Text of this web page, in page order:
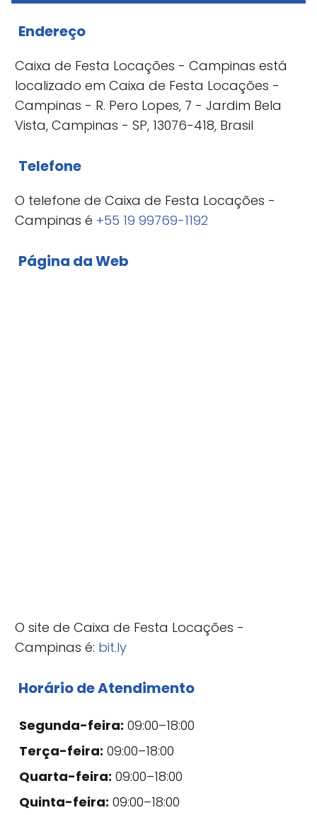
Endereço
Caixa de Festa Locações - Campinas está
localizado em Caixa de Festa Locações -
Campinas - R. Pero Lopes, 7 - Jardim Bela
Vista, Campinas - SP, 13076-418, Brasil
Telefone
O telefone de Caixa de Festa Locações -
Campinas é +55 19 99769-1192
Página da Web
O site de Caixa de Festa Locações -
Campinas é: bit.ly
Horário de Atendimento
Segunda-feira: 09:00–18:00
Terça-feira: 09:00–18:00
Quarta-feira: 09:00–18:00
Quinta-feira: 09:00–18:00